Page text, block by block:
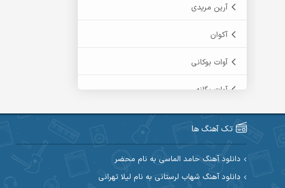
آرین مریدی
آکوان
آوات بوکانی
آوات یگانه
آیت احمدنژاد
آیهان
ابراهیم شمس
تک آهنگ ها
دانلود آهنگ حامد الماسی به نام محضر
دانلود آهنگ شهاب لرستانی به نام لیلا تهرانی